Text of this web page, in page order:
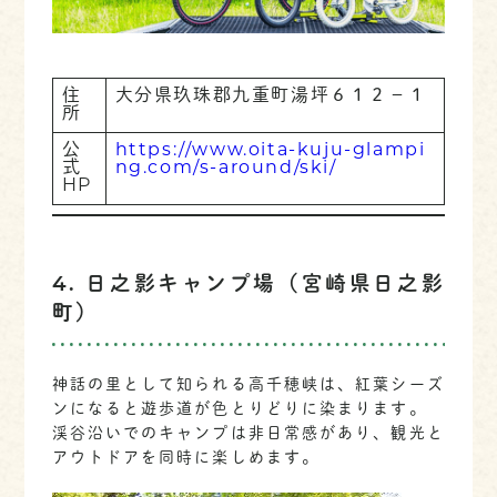
住
所
大分県玖珠郡九重町湯坪６１２−１
公
式
HP
https://www.oita-kuju-glampi
ng.com/s-around/ski/
4. 日之影キャンプ場（宮崎県日之影
町）
神話の里として知られる高千穂峡は、紅葉シーズ
ンになると遊歩道が色とりどりに染まります。
渓谷沿いでのキャンプは非日常感があり、観光と
アウトドアを同時に楽しめます。